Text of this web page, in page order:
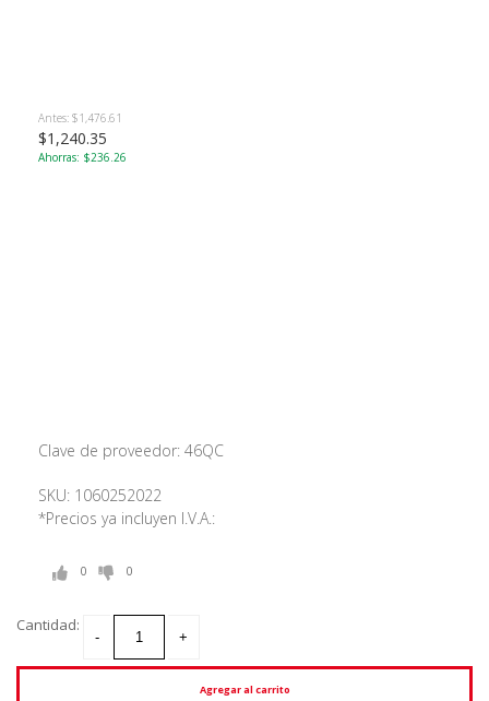
Antes: $1,476.61
$1,240.35
Ahorras: $236.26
Clave de proveedor: 46QC
SKU: 1060252022
*Precios ya incluyen I.V.A.:
0 0
Cantidad:
Agregar al carrito